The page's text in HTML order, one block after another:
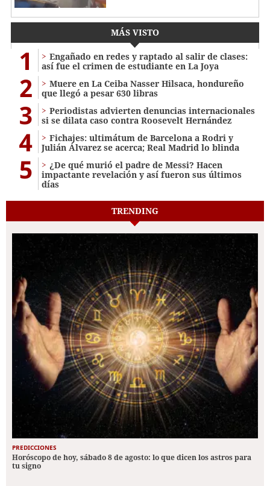
MÁS VISTO
1
Engañado en redes y raptado al salir de clases:
así fue el crimen de estudiante en La Joya
2
Muere en La Ceiba Nasser Hilsaca, hondureño
que llegó a pesar 630 libras
3
Periodistas advierten denuncias internacionales
si se dilata caso contra Roosevelt Hernández
4
Fichajes: ultimátum de Barcelona a Rodri y
Julián Álvarez se acerca; Real Madrid lo blinda
5
¿De qué murió el padre de Messi? Hacen
impactante revelación y así fueron sus últimos
días
TRENDING
PREDICCIONES
Horóscopo de hoy, sábado 8 de agosto: lo que dicen los astros para
tu signo